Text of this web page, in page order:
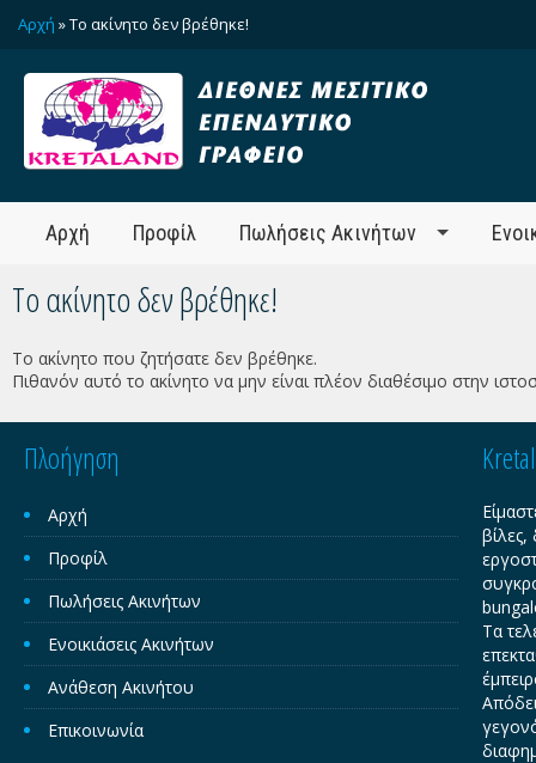
Αρχή » Το ακίνητο δεν βρέθηκε!
Αρχή Προφίλ Πωλήσεις Ακινήτων
Το ακίνητο δεν βρέθηκε!
Το ακίνητο που ζητήσατε δεν βρέθηκε.
Πιθανόν αυτό το ακίνητο να μην είναι πλέον διαθέσιμο στην
Πλοήγηση
Αρχή
Προφίλ
Πωλήσεις Ακινήτων
Ενοικιάσεις Ακινήτων
Ανάθεση Ακινήτου
Επικοινωνία
βίλες,
Τα